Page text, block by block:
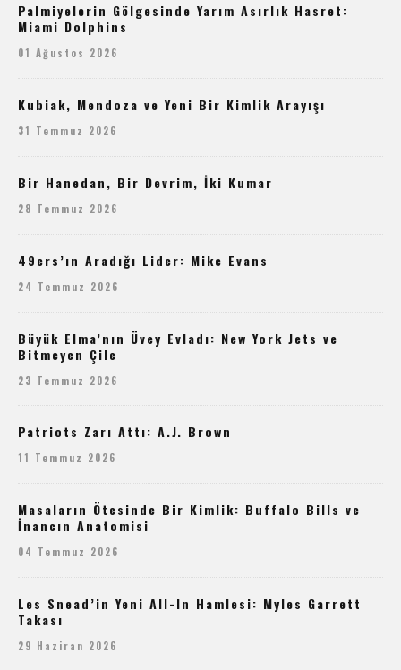
Palmiyelerin Gölgesinde Yarım Asırlık Hasret:
Miami Dolphins
01 Ağustos 2026
Kubiak, Mendoza ve Yeni Bir Kimlik Arayışı
31 Temmuz 2026
Bir Hanedan, Bir Devrim, İki Kumar
28 Temmuz 2026
49ers’ın Aradığı Lider: Mike Evans
24 Temmuz 2026
Büyük Elma’nın Üvey Evladı: New York Jets ve
Bitmeyen Çile
23 Temmuz 2026
Patriots Zarı Attı: A.J. Brown
11 Temmuz 2026
Masaların Ötesinde Bir Kimlik: Buffalo Bills ve
İnancın Anatomisi
04 Temmuz 2026
Les Snead’in Yeni All-In Hamlesi: Myles Garrett
Takası
29 Haziran 2026